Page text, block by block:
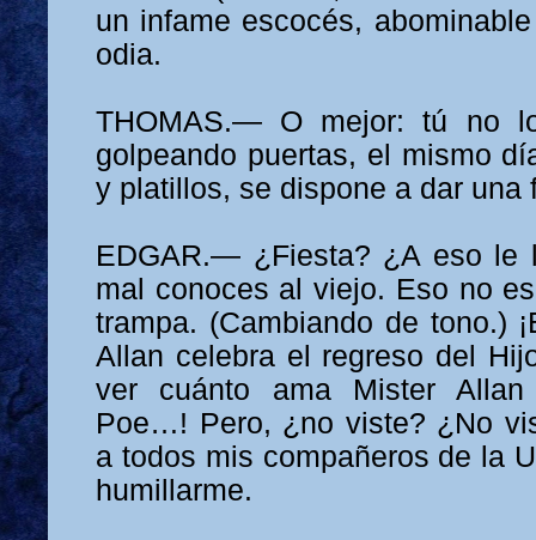
un infame escocés,
odia.
THOMAS.— O mejor: tú no
golpeando puertas, el mismo
y platillos, se dispone a dar una
EDGAR.— ¿Fiesta? ¿A eso le
mal conoces al viejo. Eso no
trampa. (Cambiando de tono.)
Allan celebra el regreso del
ver cuánto ama Mister
Poe…! Pero, ¿no viste? ¿No
a todos mis compañeros de la
humillarme.